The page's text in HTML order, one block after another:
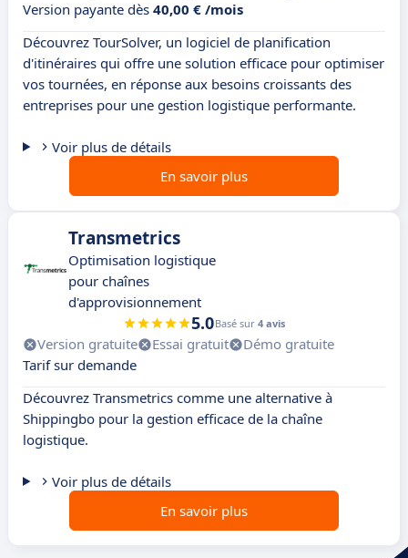
Version payante dès 40,00 € /mois
Découvrez TourSolver, un logiciel de planification
d'itinéraires qui offre une solution efficace pour optimiser
vos tournées, en réponse aux besoins croissants des
entreprises pour une gestion logistique performante.
Voir plus de détails
En savoir plus
Transmetrics
Optimisation logistique
pour chaînes
d'approvisionnement
5.0Basé sur 4 avis
Version gratuite Essai gratuit
Démo gratuite
Tarif sur demande
Découvrez Transmetrics comme une alternative à
Shippingbo pour la gestion efficace de la chaîne
logistique.
Voir plus de détails
En savoir plus